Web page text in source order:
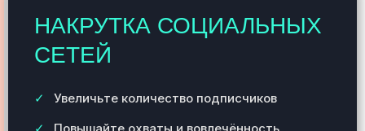
НАКРУТКА СОЦИАЛЬНЫХ
СЕТЕЙ
Увеличьте количество подписчиков